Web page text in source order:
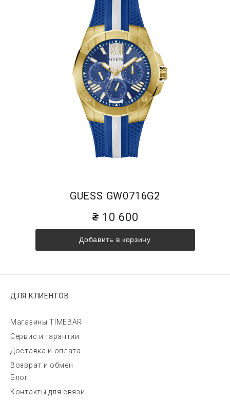
GUESS GW0716G2
10 600
Добавить в корзину
ДЛЯ КЛИЕНТОВ
Магазины TIMEBAR
Сервис и гарантии
Доставка и оплата
Возврат и обмен
Блог
Контакты для связи